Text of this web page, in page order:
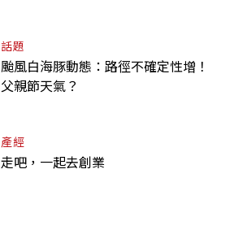
話題
颱風白海豚動態：路徑不確定性增！
父親節天氣？
產經
走吧，一起去創業